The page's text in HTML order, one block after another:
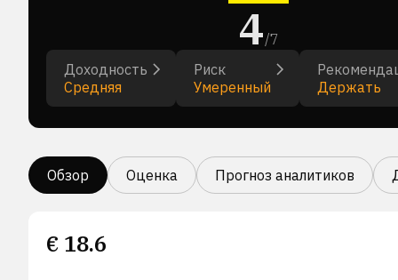
4/7
Доходность
Средняя
Риск
Умеренный
Держать
Обзор Оценка Прогноз аналитиков
€ 18.6